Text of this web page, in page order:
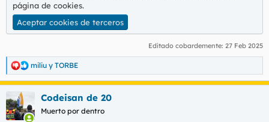
página de cookies.
Aceptar cookies de terceros
Editado cobardemente: 27 Feb 2025
R
e
a
c
c
i
miliu y TORBE
Codeisan de 20
Muerto por dentro